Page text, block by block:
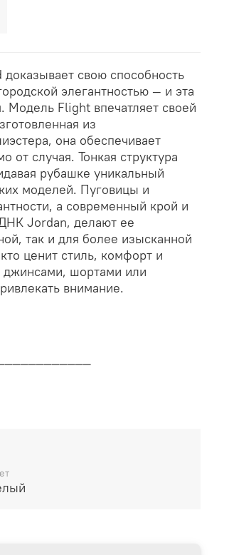
свою способность
элегантностью — и эта
Модель Flight впечатляет своей
из
она обеспечивает
от случая. Тонкая структура
рубашке уникальный
моделей. Пуговицы и
а современный крой и
Jordan, делают ее
так и для более изысканной
ценит стиль, комфорт и
джинсами, шортами или
внимание.